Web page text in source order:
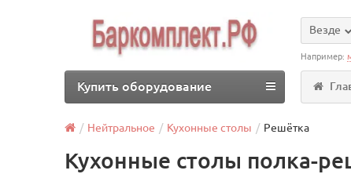
Везде
Например:
Купить оборудование
Нейтральное Кухонные столы Решётка
Кухонные столы полка-